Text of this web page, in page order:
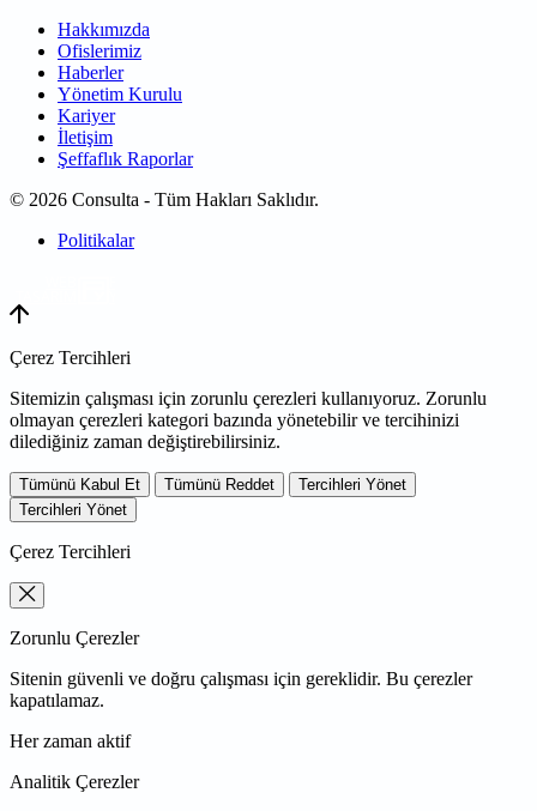
Hakkımızda
Ofislerimiz
Haberler
Yönetim Kurulu
Kariyer
İletişim
Şeffaflık Raporlar
© 2026 Consulta - Tüm Hakları Saklıdır.
Politikalar
Çerez Tercihleri
Sitemizin çalışması için zorunlu çerezleri kullanıyoruz. Zorunlu
olmayan çerezleri kategori bazında yönetebilir ve tercihinizi
dilediğiniz zaman değiştirebilirsiniz.
Tümünü Kabul Et Tümünü Reddet
Tercihleri Yönet
Tercihleri Yönet
Çerez Tercihleri
Zorunlu Çerezler
Sitenin güvenli ve doğru çalışması için gereklidir. Bu çerezler
kapatılamaz.
Her zaman aktif
Analitik Çerezler